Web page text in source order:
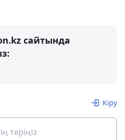
сайтында
Кіру